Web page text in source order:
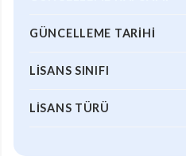
GÜNCELLEME TARIHI
LISANS SINIFI
LISANS TÜRÜ